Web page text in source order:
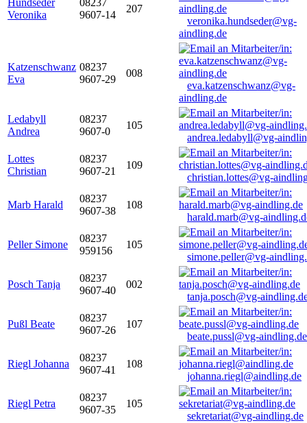
Hundseder
Veronika
08237
9607-14
207
veronika.hundseder@vg-
aindling.de
Katzenschwanz
Eva
08237
9607-29
008
eva.katzenschwanz@vg-
aindling.de
Ledabyll
Andrea
08237
9607-0
105
andrea.ledabyll@vg-
Lottes
Christian
08237
9607-21
109
christian.lottes@vg-
Marb Harald
08237
9607-38
108
harald.marb@vg-
Peller Simone
08237
959156
105
simone.peller@vg-
Posch Tanja
08237
9607-40
002
tanja.posch@vg-
Pußl Beate
08237
9607-26
107
beate.pussl@vg-aindling.de
Riegl Johanna
08237
9607-41
108
johanna.riegl@aindling.de
Riegl Petra
08237
9607-35
105
sekretariat@vg-aindling.de